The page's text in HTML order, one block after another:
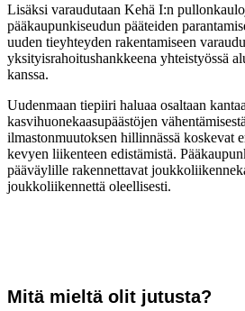
Lisäksi varaudutaan Kehä I:n
pääkaupunkiseudun pääteiden
uuden tieyhteyden rakentamiseen
yksityisrahoitushankkeena yhteistyössä
kanssa.
Uudenmaan tiepiiri haluaa osaltaan
kasvihuonekaasupäästöjen
ilmastonmuutoksen hillinnässä koskevat
kevyen liikenteen edistämistä.
pääväylille rakennettavat
joukkoliikennettä oleellisesti.
Mitä mieltä olit jutusta?